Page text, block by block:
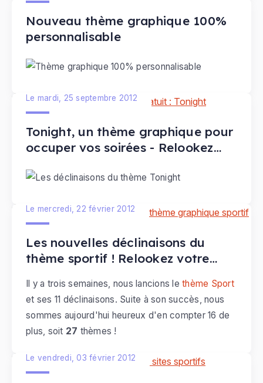
Nouveau thème graphique 100%
personnalisable
Tonight, un thème graphique pour
occuper vos soirées - Relookez
Le mardi, 25 septembre 2012
Les nouvelles déclinaisons du
thème sportif ! Relookez votre
Le mercredi, 22 février 2012
Il y a trois semaines, nous lancions le thème Sport
et ses 11 déclinaisons. Suite à son succès, nous
sommes aujourd'hui heureux d'en compter 16 de
plus, soit 27 thèmes !
Le vendredi, 03 février 2012